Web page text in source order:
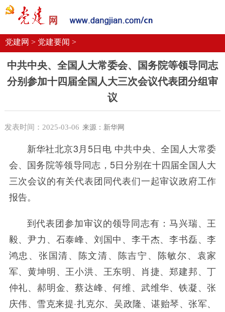
党建要闻
机关党建
校园党建 企业党建
党建网 > 党建要闻 >
中共中央、全国人大常委会、国务院等领导同志
分别参加十四届全国人大三次会议代表团分组审
议
发表时间：2025-03-06 来源：新华网
新华社北京3月5日电 中共中央、全国人大常委
会、国务院等领导同志，5日分别在十四届全国人大
三次会议的有关代表团同代表们一起审议政府工作
报告。
到代表团参加审议的领导同志有：马兴瑞、王
毅、尹力、石泰峰、刘国中、李干杰、李书磊、李
鸿忠、张国清、陈文清、陈吉宁、陈敏尔、袁家
军、黄坤明、王小洪、王东明、肖捷、郑建邦、丁
仲礼、郝明金、蔡达峰、何维、武维华、铁凝、张
庆伟、雪克来提·扎克尔、吴政隆、谌贻琴、张军、